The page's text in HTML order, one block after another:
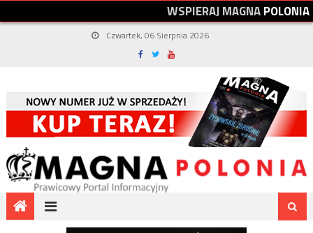
WSPIERAJMAGNAPOLONIA
Czwartek, 06 Sierpnia 2026